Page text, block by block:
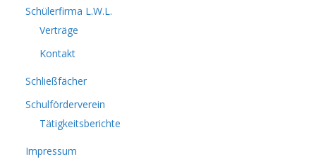
Schülerfirma L.W.L.
Verträge
Kontakt
Schließfächer
Schulförderverein
Tätigkeitsberichte
Impressum